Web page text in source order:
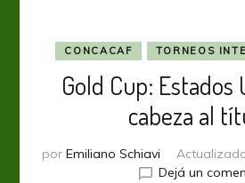
CONCACAF TORNEOS
Gold Cup: Estados
cabeza al
por Emiliano Schiavi
Dejá un